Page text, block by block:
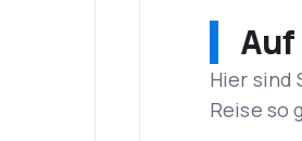
Auf
Hier sind
Reise so